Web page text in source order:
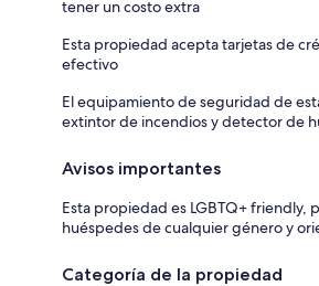
tener un costo extra
Esta propiedad acepta tarjetas de
efectivo
El equipamiento de seguridad de
extintor de incendios y detector de
Avisos importantes
Esta propiedad es LGBTQ+ friendly,
huéspedes de cualquier género y
Categoría de la propiedad